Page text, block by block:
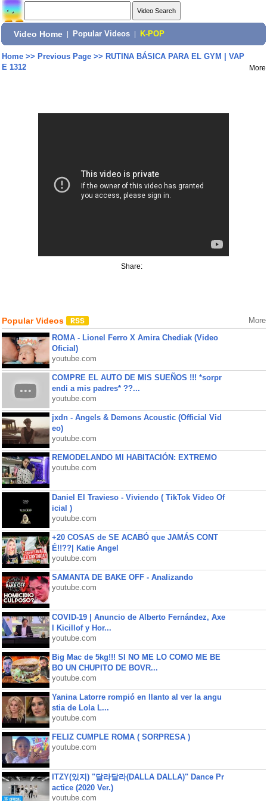
Video Home Popular Videos K-POP
Home>> Previous Page>> RUTINA BÁSICA PARA EL GYM | VAP
E 1312
More
Share:
Popular Videos More
ROMA - Lionel Ferro X Amira Chediak (Video
Oficial)
youtube.com
COMPRE EL AUTO DE MIS SUEÑOS !!! *sorpr
endi a mis padres* ??...
youtube.com
jxdn - Angels & Demons Acoustic (Official Vid
eo)
youtube.com
REMODELANDO MI HABITACIÓN: EXTREMO
youtube.com
Daniel El Travieso - Viviendo ( TikTok Video Of
icial )
youtube.com
+20 COSAS de SE ACABÓ que JAMÁS CONT
É!!??| Katie Angel
youtube.com
SAMANTA DE BAKE OFF - Analizando
youtube.com
COVID-19 | Anuncio de Alberto Fernández, Axe
l Kicillof y Hor...
youtube.com
Big Mac de 5kg!!! SI NO ME LO COMO ME BE
BO UN CHUPITO DE BOVR...
youtube.com
Yanina Latorre rompió en llanto al ver la angu
stia de Lola L...
youtube.com
FELIZ CUMPLE ROMA ( SORPRESA )
youtube.com
ITZY(있지) "달라달라(DALLA DALLA)" Dance Pr
actice (2020 Ver.)
youtube.com